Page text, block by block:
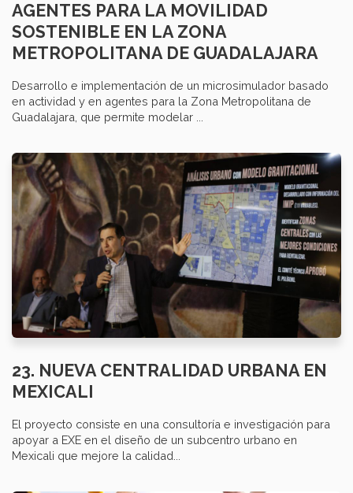
AGENTES PARA LA MOVILIDAD
SOSTENIBLE EN LA ZONA
METROPOLITANA DE GUADALAJARA
Desarrollo e implementación de un microsimulador basado
en actividad y en agentes para la Zona Metropolitana de
Guadalajara, que permite modelar ...
23. NUEVA CENTRALIDAD URBANA EN
MEXICALI
El proyecto consiste en una consultoría e investigación para
apoyar a EXE en el diseño de un subcentro urbano en
Mexicali que mejore la calidad...